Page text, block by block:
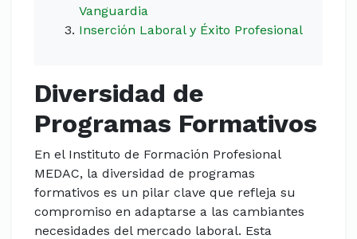
Vanguardia
Inserción Laboral y Éxito Profesional
Diversidad de
Programas Formativos
En el Instituto de Formación Profesional
MEDAC, la diversidad de programas
formativos es un pilar clave que refleja su
compromiso en adaptarse a las cambiantes
necesidades del mercado laboral. Esta